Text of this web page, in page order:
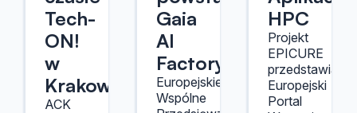
Tech-
ON!
w
Krakowie
ACK
Gaia
AI
Factory
Europejskie
Wspólne
HPC
Projekt
EPICURE
przedstawia
Europejski
Portal